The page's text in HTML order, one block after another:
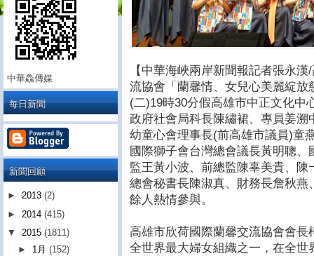
【中華海峽兩岸新聞報記者張永
流協會「蘭馨情、女兒心美麗綻放
(二)19時30分假高雄市中正文化中
政府社會局科長陳繡裙、 專員姜溯
幼童心會理事長(前高雄市議員)童
國際獅子會台灣總會議長黃明聰
監王黃小波、前總監陳辜美貴、
總會秘書長陳淑真、財務長詹秋
餘人熱情參與。
高雄市欣荷國際蘭馨交流協會會
全世界最大婦女組織之一，在全
中華鱻傳媒
每日新聞
新聞回顧
► 2013 (2)
► 2014 (415)
▼ 2015 (1811)
► 1月(152)